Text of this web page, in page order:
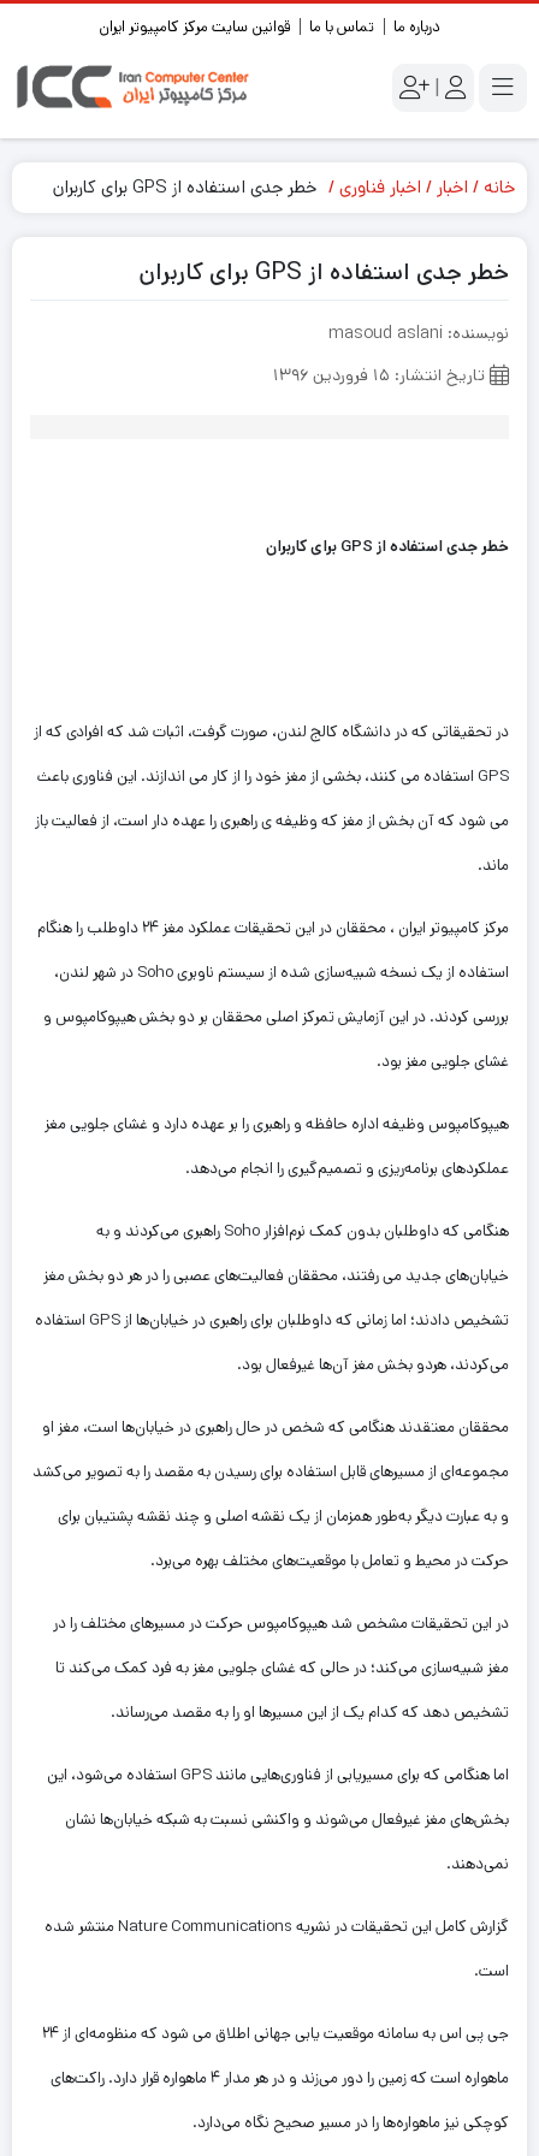
درباره ما تماس با ما قوانین سایت مرکز کامپیوتر ایران
|
خانه اخبار اخبار فناوری خطر جدی استفاده از GPS برای کاربران
خطر جدی استفاده از GPS برای کاربران
نویسنده: masoud aslani
تاریخ انتشار: ۱۵ فروردین ۱۳۹۶
خطر جدی استفاده از GPS برای کاربران
در تحقیقاتی که در دانشگاه کالج لندن، صورت گرفت، اثبات شد که افرادی که از
GPS استفاده می کنند، بخشی از مغز خود را از کار می اندازند. این فناوری باعث
می شود که آن بخش از مغز که وظیفه ی راهبری را عهده دار است، از فعالیت باز
ماند.
مرکز کامپیوتر ایران ، محققان در این تحقیقات عملکرد مغز ۲۴ داوطلب را هنگام
استفاده از یک نسخه شبیه‌سازی شده از سیستم ناوبری Soho در شهر لندن،
بررسی کردند. در این آزمایش تمرکز اصلی محققان بر دو بخش هیپوکامپوس و
غشای جلویی مغز بود.
هیپوکامپوس وظیفه اداره حافظه و راهبری را بر عهده دارد و غشای جلویی مغز
عملکردهای برنامه‌ریزی و تصمیم‌گیری را انجام می‌دهد.
هنگامی که داوطلبان بدون کمک نرم‌افزار Soho راهبری می‌کردند و به
خیابان‌های جدید می رفتند، محققان فعالیت‌های عصبی را در هر دو بخش مغز
تشخیص دادند؛ اما زمانی که داوطلبان برای راهبری در خیابان‌ها از GPS استفاده
می‌کردند، هردو بخش مغز آن‌ها غیرفعال بود.
محققان معتقدند هنگامی که شخص در حال راهبری در خیابان‌ها است، مغز او
مجموعه‌ای از مسیرهای قابل استفاده برای رسیدن به مقصد را به تصویر می‌کشد
و به عبارت دیگر به‌طور همزمان از یک نقشه اصلی و چند نقشه پشتیبان برای
حرکت در محیط و تعامل با موقعیت‌های مختلف بهره می‌برد.
در این تحقیقات مشخص شد هیپوکامپوس حرکت در مسیرهای مختلف را در
مغز شبیه‌سازی می‌کند؛ در حالی که غشای جلویی مغز به فرد کمک می‌کند تا
تشخیص دهد که کدام یک از این مسیرها او را به مقصد می‌رساند.
اما هنگامی که برای مسیریابی از فناوری‌هایی مانند GPS استفاده می‌شود، این
بخش‌های مغز غیرفعال می‌شوند و واکنشی نسبت به شبکه خیابان‌ها نشان
نمی‌دهند.
گزارش کامل این تحقیقات در نشریه Nature Communications‌ منتشر شده
است.
جی پی اس به سامانه موقعیت یابی جهانی اطلاق می شود که منظومه‌ای از ۲۴
ماهواره است که زمین را دور می‌زند و در هر مدار ۴ ماهواره قرار دارد. راکت‌های
کوچکی نیز ماهواره‌ها را در مسیر صحیح نگاه می‌دارد.